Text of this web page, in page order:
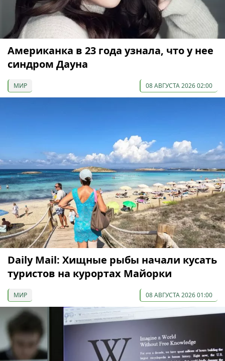
Американка в 23 года узнала, что у нее
синдром Дауна
МИР 08 АВГУСТА 2026 02:00
Daily Mail: Хищные рыбы начали кусать
туристов на курортах Майорки
МИР 08 АВГУСТА 2026 01:00